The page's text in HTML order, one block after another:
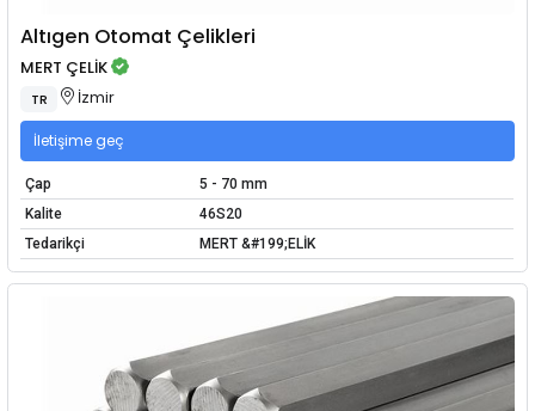
Altıgen Otomat Çelikleri
MERT ÇELİK
TR İzmir
İletişime geç
Çap
5 - 70 mm
Kalite
46S20
Tedarikçi
MERT &#199;ELİK